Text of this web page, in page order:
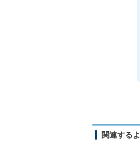
関連する